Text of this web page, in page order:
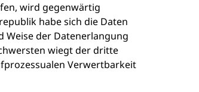
wird gegenwärtig
habe sich die Daten
Weise der Datenerlangung
wiegt der dritte
Verwertbarkeit